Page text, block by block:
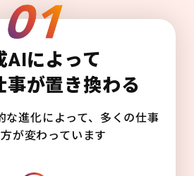
AIによって
事が置き換わる
な進化によって、多くの仕事
が変わっています